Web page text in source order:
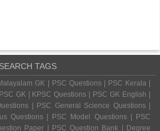
SEARCH TAGS
GK | PSC Questions | PSC Kerala |
GK | KPSC Questions | PSC GK English |
| PSC General Science Questions |
Questions | PSC Model Questions | PSC
Paper | PSC Question Bank | Degree